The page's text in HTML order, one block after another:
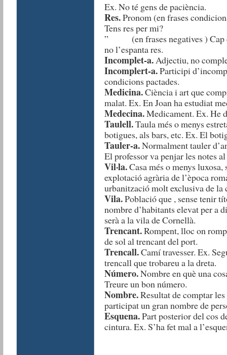
Ex. No té gens de paciència.
Res.Pronom (en frases
Tens res per mi?
” (en frases negatives ) Cap
no l’espanta res.
Incomplet-a.Adjectiu, no
Incomplert-a.Participi
condicions pactades.
Medicina.Ciència i art que
malat. Ex. En Joan ha estudiat
Medecina.Medicament. Ex. He
Taulell.Taula més o menys
botigues, als bars, etc. Ex. El
Tauler-a.Normalment tauler
El professor va penjar les notes
Vil·la.Casa més o menys
explotació agrària de l’època
urbanització molt exclusiva de la
Vila.Població que , sense tenir
nombre d’habitants elevat per a
serà a la vila de Cornellà.
Trencant.Rompent, lloc on
de sol al trencant del port.
Trencall.Camí travesser. Ex.
trencall que trobareu a la dreta.
Número.Nombre en què una
Treure un bon número.
Nombre.Resultat de comptar les
participat un gran nombre de
Esquena.Part posterior del cos
cintura. Ex. S’ha fet mal a